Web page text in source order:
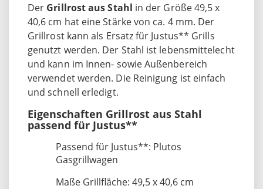
Der Grillrost aus Stahl in der Größe 49,5 x
40,6 cm hat eine Stärke von ca. 4 mm. Der
Grillrost kann als Ersatz für Justus** Grills
genutzt werden. Der Stahl ist lebensmittelecht
und kann im Innen- sowie Außenbereich
verwendet werden. Die Reinigung ist einfach
und schnell erledigt.
Eigenschaften Grillrost aus Stahl
passend für Justus**
Passend für Justus**: Plutos
Gasgrillwagen
Maße Grillfläche: 49,5 x 40,6 cm